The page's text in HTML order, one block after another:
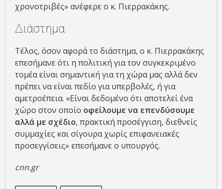
χρονοτριβές» ανέφερε ο κ. Πιερρακάκης.
Διάστημα
Τέλος, όσον αφορά το διάστημα, ο κ. Πιερρακάκης
επεσήμανε ότι η πολιτική για τον συγκεκριμένο
τομέα είναι σημαντική για τη χώρα μας αλλά δεν
πρέπει να είναι πεδίο για υπερβολές, ή για
αμετροέπεια. «Είναι δεδομένο ότι αποτελεί ένα
χώρο στον οποίο οφείλουμε να επενδύσουμε
αλλά με σχέδιο, πρακτική προσέγγιση, διεθνείς
συμμαχίες και σίγουρα χωρίς επιφανειακές
προσεγγίσεις» επεσήμανε ο υπουργός.
cnn.gr